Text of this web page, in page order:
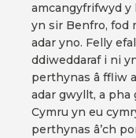
amcangyfrifwyd y
yn sir Benfro, fod
adar yno. Felly
ddiweddaraf i ni
perthynas â ffliw
adar gwyllt, a pha
Cymru yn eu
perthynas â’ch